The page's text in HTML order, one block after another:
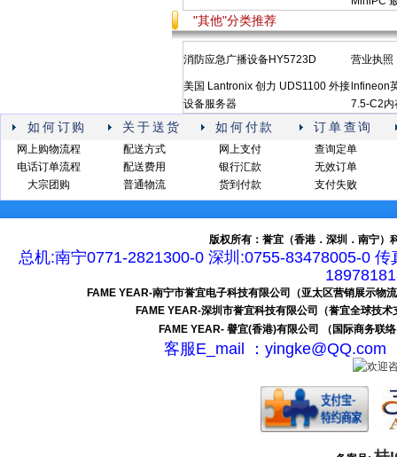
"其他"分类推荐
消防应急广播设备HY5723D 营业执照
美国 Lantronix 创力 UDS1100 外接
设备服务器
lnfineon
7.5-C2
如何订购 关于送货 如何付款 订单查询
网上购物流程
电话订单流程
大宗团购
配送方式
配送费用
普通物流
网上支付
银行汇款
货到付款
查询定单
无效订单
支付失败
版权所有：誉宜（香港．深圳．南宁
总机:南宁0771-2821300-0 深圳:0755-83478005-0
FAME YEAR-南宁市誉宜电子科技有限公司（亚太区营销展示物
FAME YEAR-深圳市誉宜科技有限公司（誉宜全球技术
FAME YEAR- 譽宜(香港)有限公司 （国际商务联
客服E_mail ：